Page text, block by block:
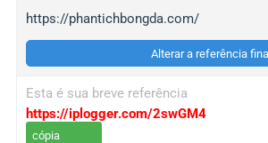
https://phantichbongda.com/
Alterar a referência
Esta é sua breve referência
https://iplogger.com/2swGM4
cópia